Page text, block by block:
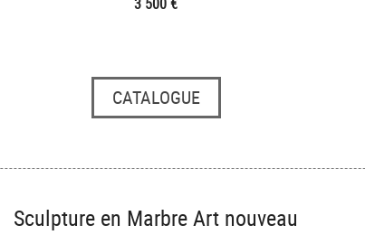
CATALOGUE
Sculpture en Marbre Art nouveau